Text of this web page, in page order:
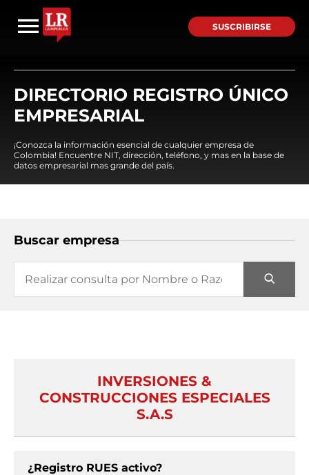
SUSCRIBIRSE
DIRECTORIO REGISTRO ÚNICO
EMPRESARIAL
¡Conozca la información esencial de cualquier empresa de
Colombia! Encuentre NIT, dirección, teléfono, y mas en la base de
datos empresarial mas grande del país.
Buscar empresa
INVERSIONES &
CONSTRUCCIONES ESPECIALES
S.A.S
¿Registro RUES activo?